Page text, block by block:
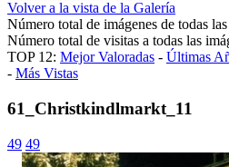
Volver a la vista de la Galería
Número total de imágenes de todas
Número total de visitas a todas las
TOP 12: Mejor Valoradas - Últimas
- Más Vistas
61_Christkindlmarkt_11
49 49